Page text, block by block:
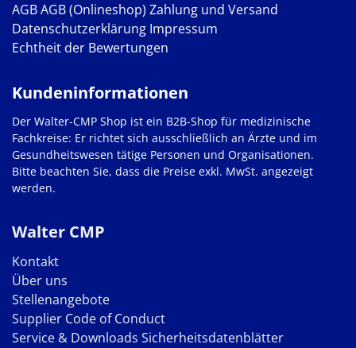
AGBAGB (Onlineshop) Zahlung und Versand
Datenschutzerklärung Impressum
Echtheit der Bewertungen
Walter CMP
Kontakt
Über uns
Stellenangebote
Supplier Code of Conduct
Service & Downloads Sicherheitsdatenblätter
Kundeninformationen
Der Walter-CMP Shop ist ein B2B-Shop für medizinische
Fachkreise: Er richtet sich ausschließlich an Ärzte und im
Gesundheitswesen tätige Personen und Organisationen.
Bitte beachten Sie, dass die Preise exkl. MwSt. angezeigt
werden.